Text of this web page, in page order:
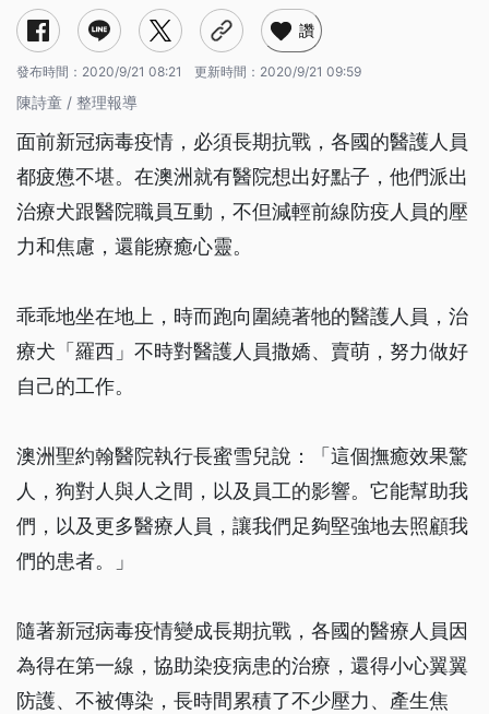
讚
發布時間： 2020/9/21 08:21 更新時間： 2020/9/21 09:59
陳詩童 / 整理報導
面前新冠病毒疫情，必須長期抗戰，各國的醫護人員
都疲憊不堪。在澳洲就有醫院想出好點子，他們派出
治療犬跟醫院職員互動，不但減輕前線防疫人員的壓
力和焦慮，還能療癒心靈。
乖乖地坐在地上，時而跑向圍繞著牠的醫護人員，治
療犬「羅西」不時對醫護人員撒嬌、賣萌，努力做好
自己的工作。
澳洲聖約翰醫院執行長蜜雪兒說：「這個撫癒效果驚
人，狗對人與人之間，以及員工的影響。它能幫助我
們，以及更多醫療人員，讓我們足夠堅強地去照顧我
們的患者。」
隨著新冠病毒疫情變成長期抗戰，各國的醫療人員因
為得在第一線，協助染疫病患的治療，還得小心翼翼
防護、不被傳染，長時間累積了不少壓力、產生焦